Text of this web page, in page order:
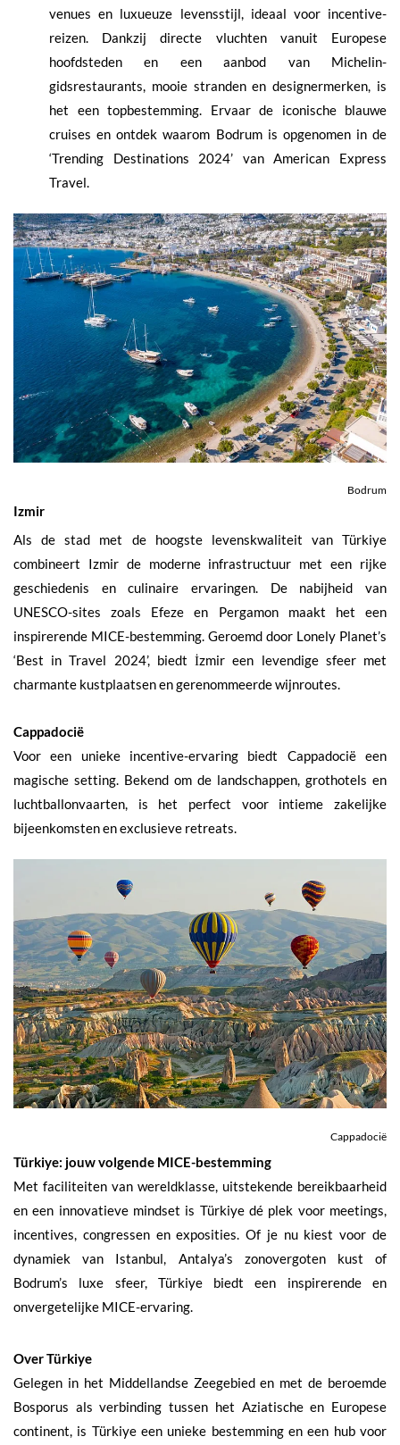
venues en luxueuze levensstijl, ideaal voor incentive-
reizen. Dankzij directe vluchten vanuit Europese
hoofdsteden en een aanbod van Michelin-
gidsrestaurants, mooie stranden en designermerken, is
het een topbestemming. Ervaar de iconische blauwe
cruises en ontdek waarom Bodrum is opgenomen in de
‘Trending Destinations 2024’ van American Express
Travel.
Bodrum
Izmir
Als de stad met de hoogste levenskwaliteit van Türkiye
combineert Izmir de moderne infrastructuur met een rijke
geschiedenis en culinaire ervaringen. De nabijheid van
UNESCO-sites zoals Efeze en Pergamon maakt het een
inspirerende MICE-bestemming. Geroemd door Lonely Planet’s
‘Best in Travel 2024’, biedt İzmir een levendige sfeer met
charmante kustplaatsen en gerenommeerde wijnroutes.
Cappadocië
Voor een unieke incentive-ervaring biedt Cappadocië een
magische setting. Bekend om de landschappen, grothotels en
luchtballonvaarten, is het perfect voor intieme zakelijke
bijeenkomsten en exclusieve retreats.
Cappadocië
Türkiye: jouw volgende MICE-bestemming
Met faciliteiten van wereldklasse, uitstekende bereikbaarheid
en een innovatieve mindset is Türkiye dé plek voor meetings,
incentives, congressen en exposities. Of je nu kiest voor de
dynamiek van Istanbul, Antalya’s zonovergoten kust of
Bodrum’s luxe sfeer, Türkiye biedt een inspirerende en
onvergetelijke MICE-ervaring.
Over Türkiye
Gelegen in het Middellandse Zeegebied en met de beroemde
Bosporus als verbinding tussen het Aziatische en Europese
continent, is Türkiye een unieke bestemming en een hub voor